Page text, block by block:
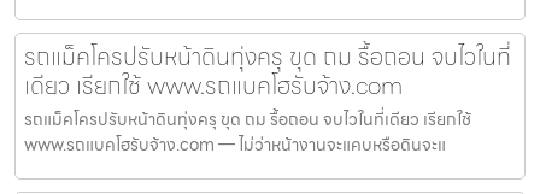
รถแม็คโครปรับหน้าดินทุ่งครุ ขุด ถม รื้อถอน จบไวในที่
เดียว เรียกใช้ www.รถแบคโฮรับจ้าง.com
รถแม็คโครปรับหน้าดินทุ่งครุ ขุด ถม รื้อถอน จบไวในที่เดียว เรียกใช้
www.รถแบคโฮรับจ้าง.com — ไม่ว่าหน้างานจะแคบหรือดินจะแ